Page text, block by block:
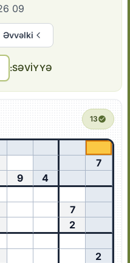
09 Aug 2026
Əvvəlki
SƏVIYYƏ:
13
7
4
9
7
2
2